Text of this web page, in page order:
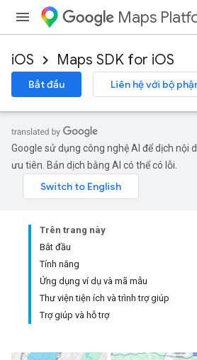
Maps
iOS Maps SDK for iOS
Bắt đầu Liên hệ với bộ
Google sử dụng công nghệ AI để dịch nội
ưu tiên. Bản dịch bằng AI có thể có lỗi.
Trên trang này
Bắt đầu
Tính năng
Ứng dụng ví dụ và mã mẫu
Thư viện tiện ích và trình trợ giúp
Trợ giúp và hỗ trợ